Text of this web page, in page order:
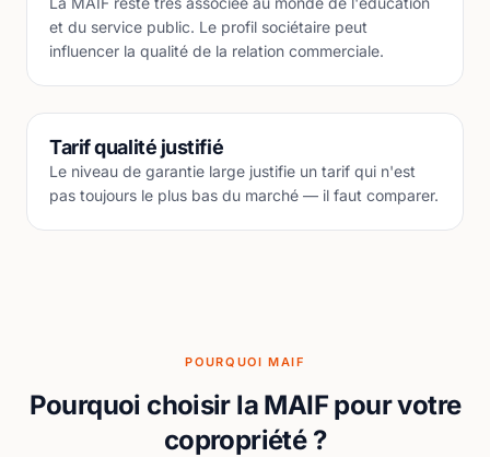
et du service public. Le profil sociétaire peut
influencer la qualité de la relation commerciale.
Tarif qualité justifié
Le niveau de garantie large justifie un tarif qui n'est
pas toujours le plus bas du marché — il faut comparer.
POURQUOI MAIF
Pourquoi choisir la MAIF pour votre
copropriété ?